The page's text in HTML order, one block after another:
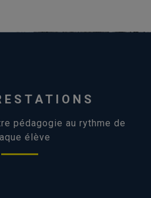
pédagogie au rythme de
élève